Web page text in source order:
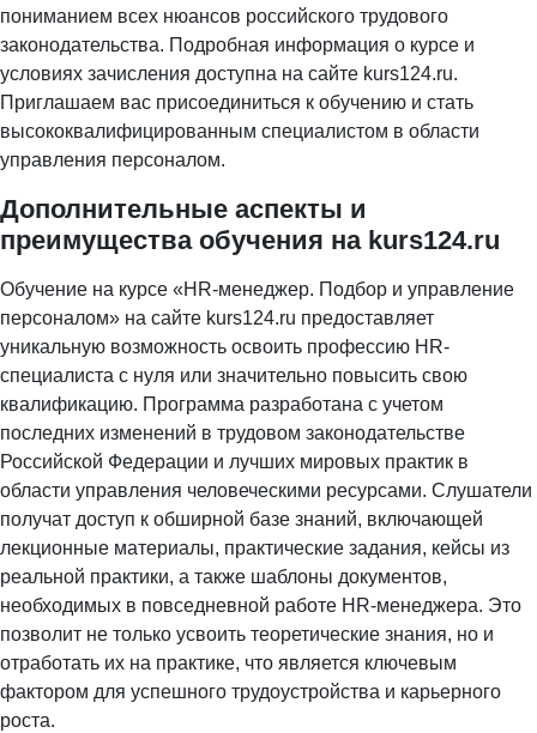
пониманием всех нюансов российского трудового
законодательства. Подробная информация о курсе и
условиях зачисления доступна на сайте kurs124.ru.
Приглашаем вас присоединиться к обучению и стать
высококвалифицированным специалистом в области
управления персоналом.
Дополнительные аспекты и
преимущества обучения на kurs124.ru
Обучение на курсе «HR-менеджер. Подбор и управление
персоналом» на сайте kurs124.ru предоставляет
уникальную возможность освоить профессию HR-
специалиста с нуля или значительно повысить свою
квалификацию. Программа разработана с учетом
последних изменений в трудовом законодательстве
Российской Федерации и лучших мировых практик в
области управления человеческими ресурсами. Слушатели
получат доступ к обширной базе знаний, включающей
лекционные материалы, практические задания, кейсы из
реальной практики, а также шаблоны документов,
необходимых в повседневной работе HR-менеджера. Это
позволит не только усвоить теоретические знания, но и
отработать их на практике, что является ключевым
фактором для успешного трудоустройства и карьерного
роста.